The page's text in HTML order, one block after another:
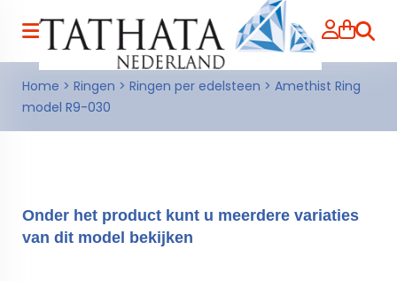
Home > Ringen > Ringen per edelsteen > Amethist Ring
model R9-030
Onder het product kunt u meerdere variaties
van dit model bekijken